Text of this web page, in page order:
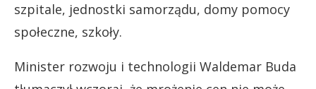
szpitale, jednostki samorządu, domy pomocy
społeczne, szkoły.
Minister rozwoju i technologii Waldemar Buda